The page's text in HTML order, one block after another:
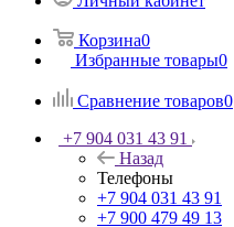
Корзина0
Избранные товары0
Сравнение товаров0
+7 904 031 43 91
Назад
Телефоны
+7 904 031 43 91
+7 900 479 49 13